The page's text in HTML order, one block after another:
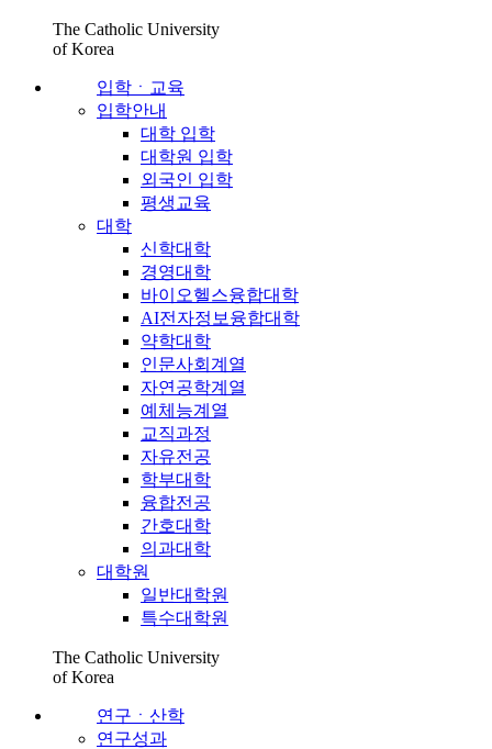
The Catholic University
of Korea
입학ㆍ교육
입학안내
대학 입학
대학원 입학
외국인 입학
평생교육
대학
신학대학
경영대학
바이오헬스융합대학
AI전자정보융합대학
약학대학
인문사회계열
자연공학계열
예체능계열
교직과정
자유전공
학부대학
융합전공
간호대학
의과대학
대학원
일반대학원
특수대학원
The Catholic University
of Korea
연구ㆍ산학
연구성과